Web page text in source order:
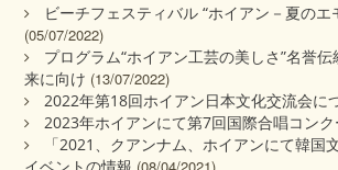
ビーチフェスティバル “ホイアン－夏のエ
(05/07/2022)
プログラム“ホイアン工芸の美しさ”名誉
来に向け (13/07/2022)
2022年第18回ホイアン日本文化交流会に
2023年ホイアンにて第7回国際合唱コン
「2021、クアンナム、ホイアンにて韓国